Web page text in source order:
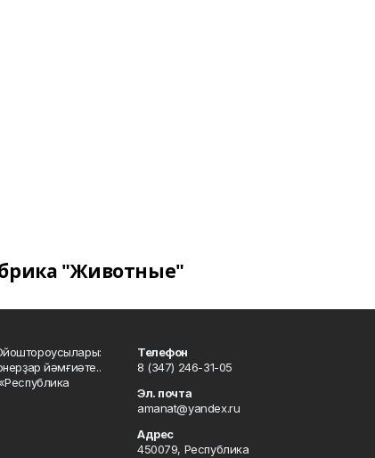
"Животные"
йәмғиәте..
Телефон
8 (347) 246-31-05
Эл. почта
amanat@yandex.ru
Адрес
450079, Республика